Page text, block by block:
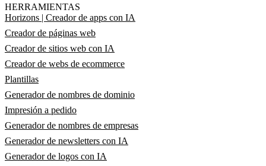
HERRAMIENTAS
Horizons | Creador de apps con IA
Creador de páginas web
Creador de sitios web con IA
Creador de webs de ecommerce
Plantillas
Generador de nombres de dominio
Impresión a pedido
Generador de nombres de empresas
Generador de newsletters con IA
Generador de logos con IA